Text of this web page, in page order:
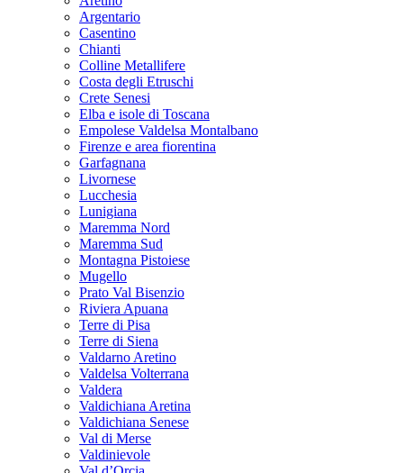
Argentario
Casentino
Chianti
Colline Metallifere
Costa degli Etruschi
Crete Senesi
Elba e isole di Toscana
Empolese Valdelsa Montalbano
Firenze e area fiorentina
Garfagnana
Livornese
Lucchesia
Lunigiana
Maremma Nord
Maremma Sud
Montagna Pistoiese
Mugello
Prato Val Bisenzio
Riviera Apuana
Terre di Pisa
Terre di Siena
Valdarno Aretino
Valdelsa Volterrana
Valdera
Valdichiana Aretina
Valdichiana Senese
Val di Merse
Valdinievole